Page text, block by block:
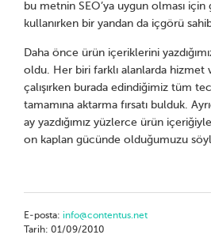
bu metnin SEO’ya uygun olması için
kullanırken bir yandan da içgörü
Daha önce ürün içeriklerini
oldu. Her biri farklı alanlarda hizmet
çalışırken burada edindiğimiz tüm
tamamına aktarma fırsatı bulduk.
ay yazdığımız yüzlerce ürün
on kaplan gücünde olduğumuzu
E-posta: info@contentus.net
Tarih: 01/09/2010